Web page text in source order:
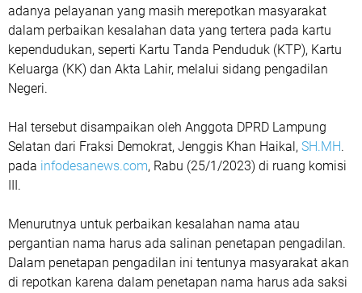
adanya pelayanan yang masih merepotkan masyarakat
dalam perbaikan kesalahan data yang tertera pada kartu
kependudukan, seperti Kartu Tanda Penduduk (KTP), Kartu
Keluarga (KK) dan Akta Lahir, melalui sidang pengadilan
Negeri.
Hal tersebut disampaikan oleh Anggota DPRD Lampung
Selatan dari Fraksi Demokrat, Jenggis Khan Haikal, SH.MH.
pada infodesanews.com, Rabu (25/1/2023) di ruang komisi
III.
Menurutnya untuk perbaikan kesalahan nama atau
pergantian nama harus ada salinan penetapan pengadilan.
Dalam penetapan pengadilan ini tentunya masyarakat akan
di repotkan karena dalam penetapan nama harus ada saksi